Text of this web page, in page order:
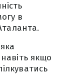
в
якщо